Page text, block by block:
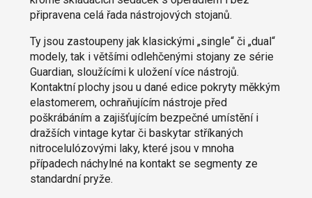
připravena celá řada nástrojových stojanů.
Ty jsou zastoupeny jak klasickými „single“ či „dual“
modely, tak i většími odlehčenými stojany ze série
Guardian, sloužícími k uložení více nástrojů.
Kontaktní plochy jsou u dané edice pokryty měkkým
elastomerem, ochraňujícím nástroje před
poškrábáním a zajišťujícím bezpečné umístění i
dražších vintage kytar či baskytar stříkaných
nitrocelulózovými laky, které jsou v mnoha
případech náchylné na kontakt se segmenty ze
standardní pryže.